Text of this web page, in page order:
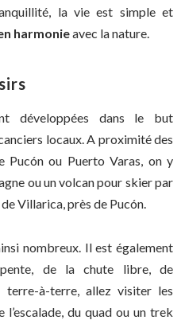
la vie est simple et
harmonieavec la nature.
développées dans le but
locaux. A proximité des
Pucón ou Puerto Varas, on y
ou un volcan pour skier par
Villarica, près de Pucón.
nombreux. Il est également
de la chute libre, de
terre-à-terre, allez visiter les
du quad ou un trek